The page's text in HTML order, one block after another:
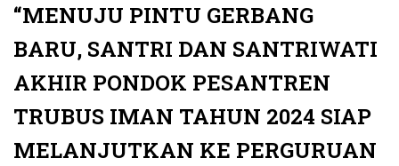
“MENUJU PINTU GERBANG
BARU, SANTRI DAN SANTRIWATI
AKHIR PONDOK PESANTREN
TRUBUS IMAN TAHUN 2024 SIAP
MELANJUTKAN KE PERGURUAN